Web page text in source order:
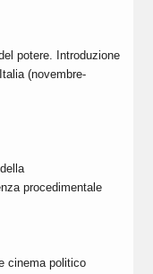
potere. Introduzione
(novembre-
procedimentale
cinema politico